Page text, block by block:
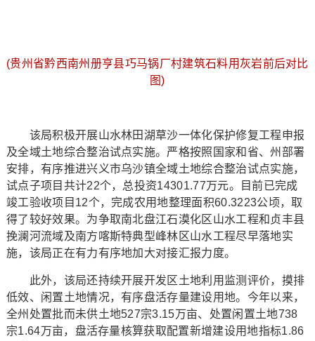
(贵州省黔西南州册亨县巧马锅厂村建筑石料用灰岩前后对比
图)
该局积极开展山水林田湖草沙一体化保护修复工程申报
及全域土地综合整治试点实施。严格按照国家和省、州部署
安排，有序推进兴义市乌沙镇全域土地综合整治试点实施，
试点子项目共计22个，总投资14301.77万元。目前已完成
竣工验收项目12个，完成农用地整理面积60.3223公顷，取
得了较好效果。为争取南北盘江石漠化区山水工程和贞丰县
挽澜河流域及南方喀斯特典型峰林区山水工程尽早落地实
施，该局正在有力有序地加大对接汇报力度。
此外，该局还持续开展开发区土地利用监测评价，摸排
低效、闲置土地情况，有序盘活存量建设用地。今年以来，
全州处置批而未供土地527宗3.15万亩、处置闲置土地738
宗1.64万亩，盘活存量核算获取配置新增建设用地指标1.86